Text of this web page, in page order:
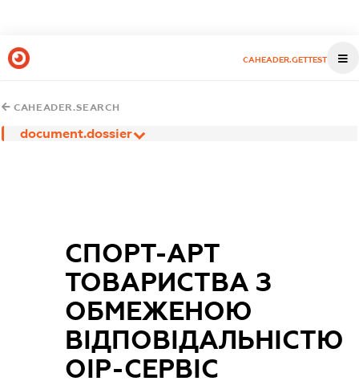
CAHEADER.GETTEST
CAHEADER.SEARCH
document.dossier
СПОРТ-АРТ
ТОВАРИСТВА З
ОБМЕЖЕНОЮ
ВІДПОВІДАЛЬНІСТЮ
ОІР-СЕРВІС